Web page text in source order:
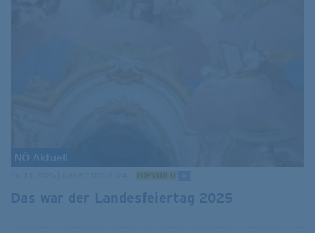
NÖ Aktuell
TOPVIDEO
Das war der Landesfeiertag 2025